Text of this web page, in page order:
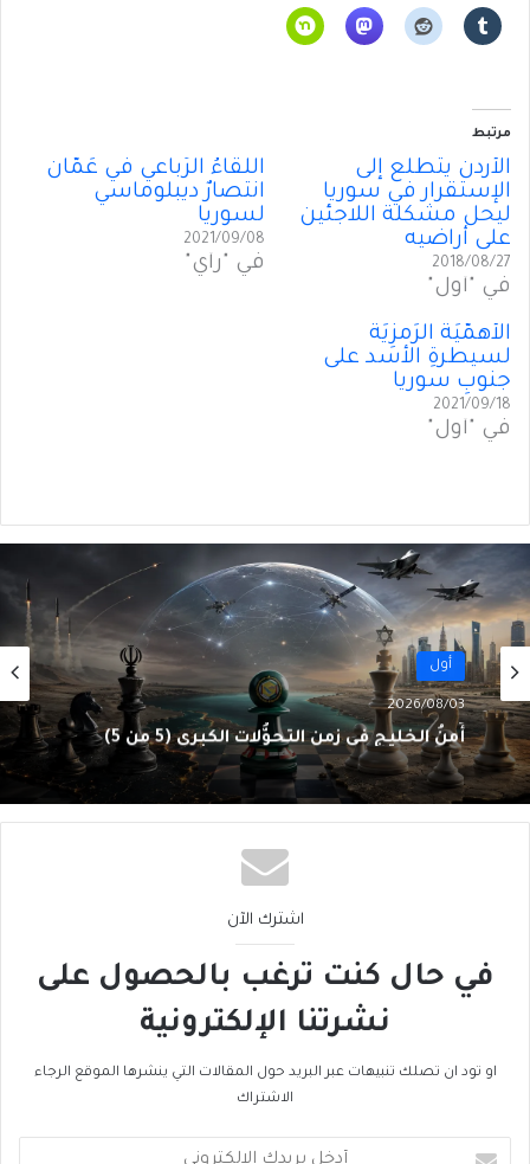
مرتبط
الأردن يتَطلّع إلى
الإستقرار في سوريا
ليحل مشكلة اللاجئين
على أراضيه
2018/08/27
في "أول"
اللقاءُ الرُباعي في عَمّان
انتصارٌ ديبلوماسي
لسوريا
2021/09/08
في "رأي"
الأهمّيَةُ الرَمزِيَةُ
لسيطرةِ الأسد على
جنوبِ سوريا
2021/09/18
في "أول"
أول
2026/08/03
أَمنُ الخليج في زمنِ التحوُّلات الكبرى (5 من 5)
اشترك الآن
في حال كنت ترغب بالحصول على
نشرتنا الإلكترونية
او تود ان تصلك تنبيهات عبر البريد حول المقالات التي ينشرها الموقع الرجاء
الاشتراك